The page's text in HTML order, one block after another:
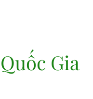
Gia